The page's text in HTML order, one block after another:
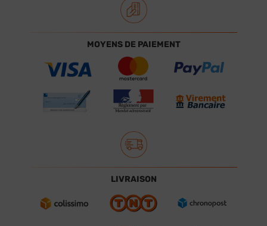
MOYENS DE PAIEMENT
LIVRAISON